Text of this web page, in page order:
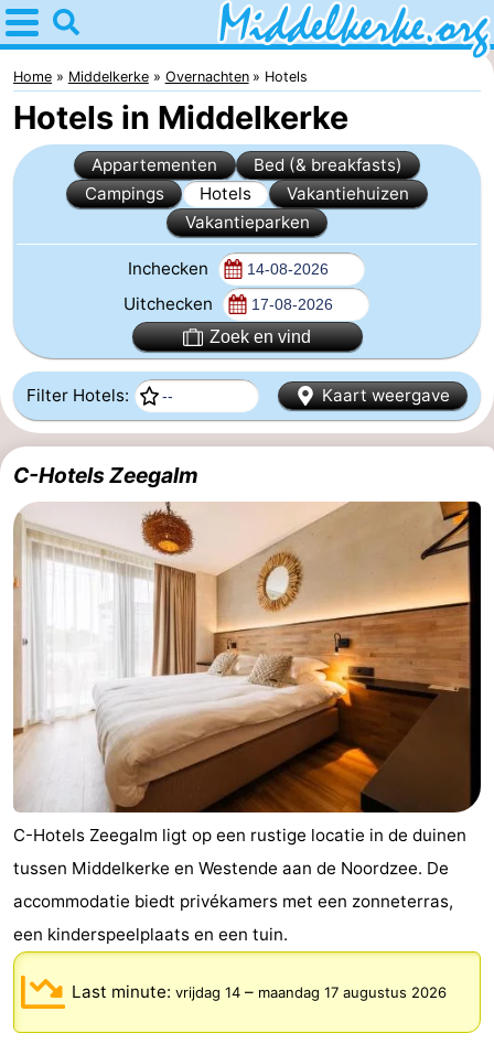
Home
Middelkerke
Tips
Voor
Appartementen
-
Holiday
Suites
Nieuwpoort
-
Holiday
Suites
Westende
Bed
(&
breakfasts)
Campings
Hotels
Vakantiehuizen
Oostduinkerke
zee
minutes
Strand
Zien
doen
Bezienswaardigheden
-
Home Middelkerke Overnachten Hotels
Hotels in Middelkerke
Appartementen
Bed (& breakfasts)
Campings
Hotels
Vakantiehuizen
Vakantieparken
Inchecken
Uitchecken
Zoek en vind
Filter Hotels: Kaart weergave
C-Hotels Zeegalm
C-Hotels Zeegalm ligt op een rustige locatie in de duinen
tussen Middelkerke en Westende aan de Noordzee. De
accommodatie biedt privékamers met een zonneterras,
een kinderspeelplaats en een tuin.
Last minute: vrijdag 14 – maandag 17 augustus 2026